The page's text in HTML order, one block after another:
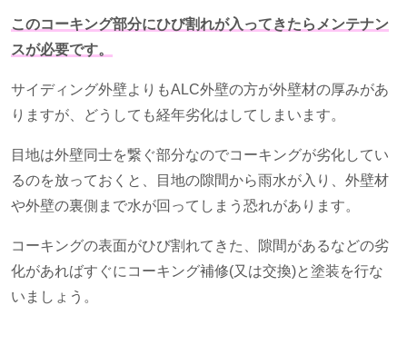
このコーキング部分にひび割れが入ってきたらメンテナン
スが必要です。
サイディング外壁よりもALC外壁の方が外壁材の厚みがあ
りますが、どうしても経年劣化はしてしまいます。
目地は外壁同士を繋ぐ部分なのでコーキングが劣化してい
るのを放っておくと、目地の隙間から雨水が入り、外壁材
や外壁の裏側まで水が回ってしまう恐れがあります。
コーキングの表面がひび割れてきた、隙間があるなどの劣
化があればすぐにコーキング補修(又は交換)と塗装を行な
いましょう。